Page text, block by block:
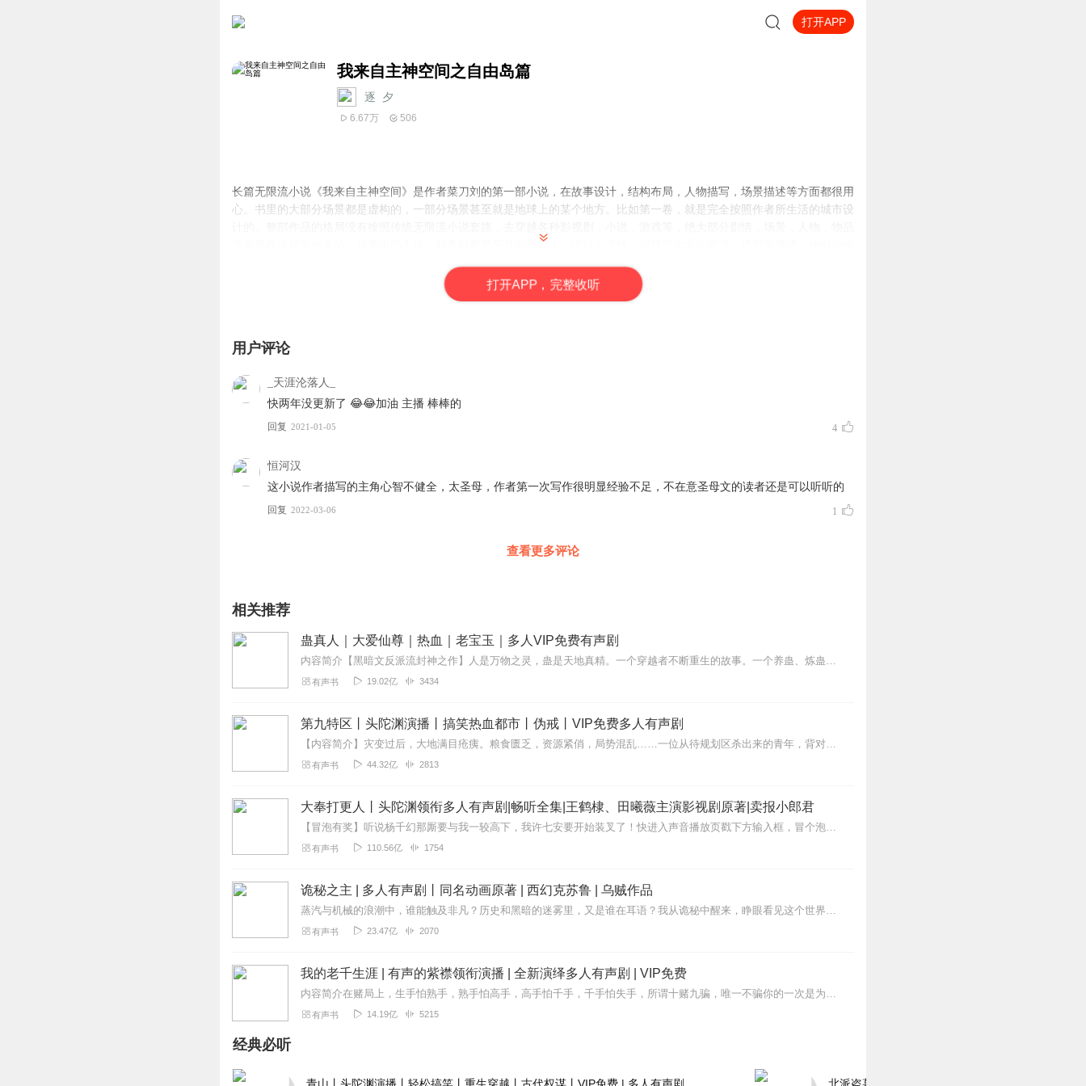
打开APP
我来自主神空间之自由岛篇
逐_夕
6.67万 506
长篇无限流小说《我来自主神空间》是作者菜刀刘的第一部小说，在故事设计，结构布局，人物描写，场景描述等方面都很用
心。书里的大部分场景都是虚构的，一部分场景甚至就是地球上的某个地方。比如第一卷，就是完全按照作者所生活的城市设
等都是作者臆造出来的。故事中的人物，初看时都是平凡的普通人，没什么个性，但随着实力的变强，情节的推进，他们的性
剧情简介：好不容易被父母从主神空间丢回现实世界，可张扬的日子过的并不如意。十岁那年，他唯一的亲人张老汉去世了，
从此，张扬成了孤儿。大一那年，唯一理解他并爱他的女孩，因为一次特殊事件生死未卜，就在张扬准备去医院探望的时候，
平的，主神空间却是更加不公平的！且看张扬如何从一个只能靠金手指侥幸生存的实验体，逐渐变成一个让主神空间战栗的男
打开APP，完整收听
用户评论
_天涯沦落人_
快两年没更新了 😂😂加油 主播 棒棒的
回复 2021-01-05 4
恒河汉
这小说作者描写的主角心智不健全，太圣母，作者第一次写作很明显经验不足，不在意圣母文的读者还是可以听听的
回复 2022-03-06 1
查看更多评论
相关推荐
蛊真人｜大爱仙尊｜热血｜老宝玉｜多人VIP免费有声剧
内容简介【黑暗文反派流封神之作】人是万物之灵，蛊是天地真精。一个穿越者不断重生的故事。一个养蛊、炼蛊、用蛊的奇特世界。配音组（男角色）老宝玉旁白...
有声书 19.02亿 3434
第九特区丨头陀渊演播丨搞笑热血都市丨伪戒丨VIP免费多人有声剧
【内容简介】灾变过后，大地满目疮痍。粮食匮乏，资源紧俏，局势混乱……一位从待规划区杀出来的青年，背对着漫天黄沙，孤身来到九区谋生，却不曾想偶然结识三五好友，一念...
有声书 44.32亿 2813
大奉打更人丨头陀渊领衔多人有声剧|畅听全集|王鹤棣、田曦薇主演影视剧原著|卖报小郎君
【冒泡有奖】听说杨千幻那厮要与我一较高下，我许七安要开始装叉了！快进入声音播放页戳下方输入框，冒个泡偷偷告诉我，我要用哪些诗词才能胜过他？说得好的，有赏！202...
有声书 110.56亿 1754
诡秘之主 | 多人有声剧丨同名动画原著 | 西幻克苏鲁 | 乌贼作品
蒸汽与机械的浪潮中，谁能触及非凡？历史和黑暗的迷雾里，又是谁在耳语？我从诡秘中醒来，睁眼看见这个世界：枪械，大炮，巨舰，飞空艇，差分机；魔药，占卜，诅咒，倒吊人...
有声书 23.47亿 2070
我的老千生涯 | 有声的紫襟领衔演播 | 全新演绎多人有声剧 | VIP免费
内容简介在赌局上，生手怕熟手，熟手怕高手，高手怕千手，千手怕失手，所谓十赌九骗，唯一不骗你的一次是为钓你的鱼。千中有千局中有局，社会是一个比赌场更复杂的地方。...
有声书 14.19亿 5215
经典必听